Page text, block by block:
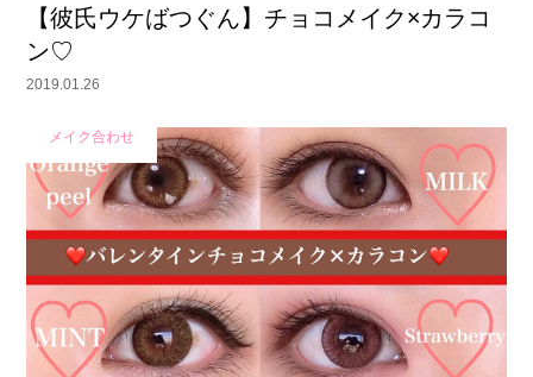
【彼氏ウケばつぐん】チョコメイク×カラコ
ン♡
2019.01.26
メイク合わせ